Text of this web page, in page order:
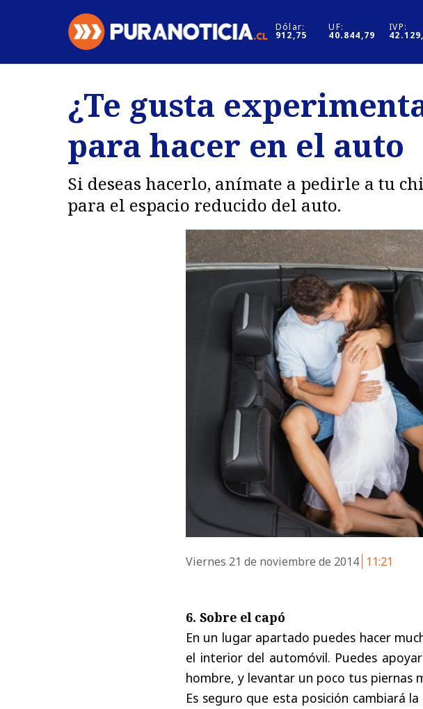
Dólar:
912,75
UF:
40.844,79
IVP:
Regiones
Deportes
Internacional
Motores
¿Te gusta
para hacer en el auto
Si deseas hacerlo, anímate a pedirle a tu
para el espacio reducido del auto.
Viernes 21 de noviembre de 2014 11:21
6. Sobre el capó
En un lugar apartado puedes hacer
el interior del automóvil. Puedes
hombre, y levantar un poco tus piernas
Es seguro que esta posición cambiará